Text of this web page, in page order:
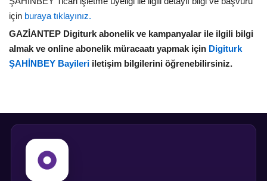
için buraya tıklayınız.
GAZİANTEP Digiturk abonelik ve kampanyalar ile ilgili bilgi
almak ve online abonelik müracaatı yapmak için Digiturk
ŞAHİNBEY Bayileri iletişim bilgilerini öğrenebilirsiniz.